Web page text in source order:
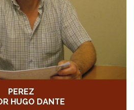
PEREZ
HUGO DANTE